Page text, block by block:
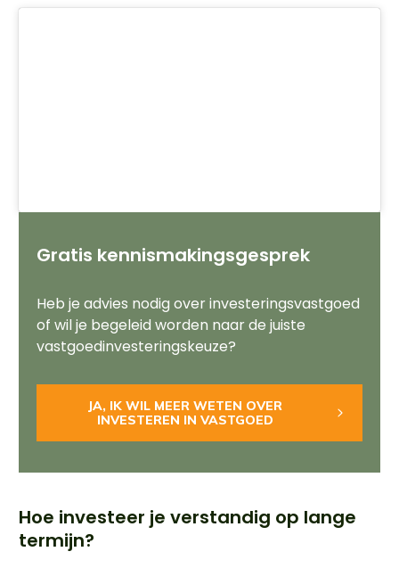
Gratis kennismakingsgesprek
Heb je advies nodig over investeringsvastgoed
of wil je begeleid worden naar de juiste
vastgoedinvesteringskeuze?
JA, IK WIL MEER WETEN OVER
INVESTEREN IN VASTGOED
Hoe investeer je verstandig op lange
termijn?